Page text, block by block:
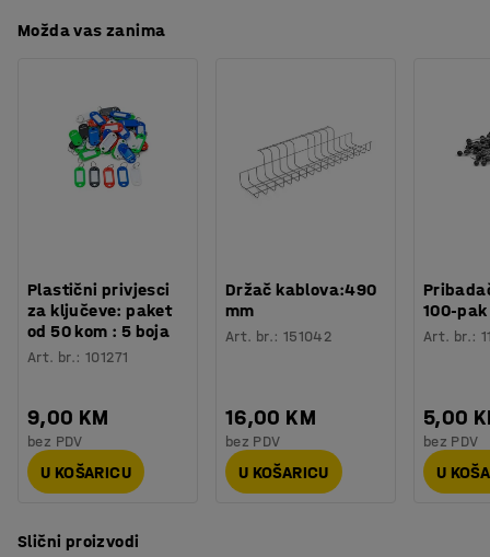
Namijenjeno za: c/c 38 mm
0,21 kg
Možda vas zanima
Plastični privjesci
za ključeve: paket
od 50 kom : 5 boja
Art. br.:101271
9,00 KM
bez PDV
U KOŠARICU
Držač kablova:490
mm
Art. br.: 151042
16,00 KM
bez PDV
U KOŠARICU
100-pak
Art. br.:
5,00
bez PDV
U
Slični proizvodi